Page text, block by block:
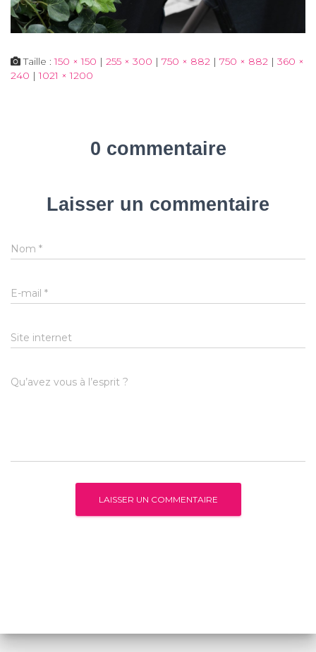
Taille :150 × 150 | 255 × 300 | 750 × 882 | 750 × 882 | 360 ×
240 | 1021 × 1200
0 commentaire
Laisser un commentaire
Nom *
E-mail *
Site internet
Qu’avez vous à l’esprit ?